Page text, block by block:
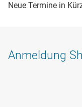
Neue Termine in
Anmeldung